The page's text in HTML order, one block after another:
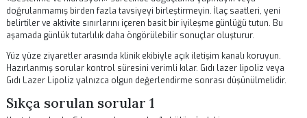
«Beslenme ve hidrasyon» bölümü, modern estetik ve KBB tıbbında
lipoliz sonrası bakım konusunun temel bir yönünü ele alır.
klinik önerilere uymak, önlenebilir komplikasyonları azaltır,
artırır. Önerileri yalnızca cerrahınızın açık onayıyla uyarlayın;
tıbbi geçmiş bakım planını değiştirir. Kontroller arasında sorularınızı
edin, kendi kendinize ilaç kullanmayın ve olağandışı belirtileri
bildirin.